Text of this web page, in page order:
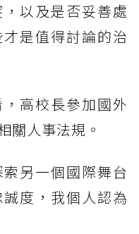
以及是否妥善處
是值得討論的治
高校長參加國外
關人事法規。
另一個國際舞台
度，我個人認為